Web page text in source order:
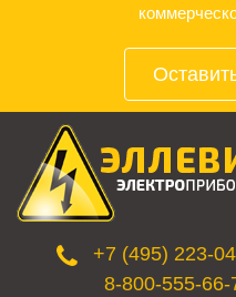
+7 (495) 223-
8-800-555-66-